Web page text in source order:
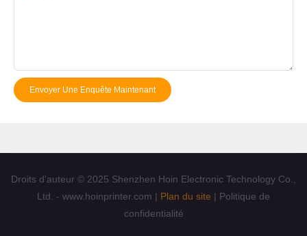
Envoyer Une Enquête Maintenant
Droits d'auteur © 2025 Shenzhen Hoin Electronic Technology Co.,
Ltd. - www.hoinprinter.com | Plan du site | Politique de
confidentialité